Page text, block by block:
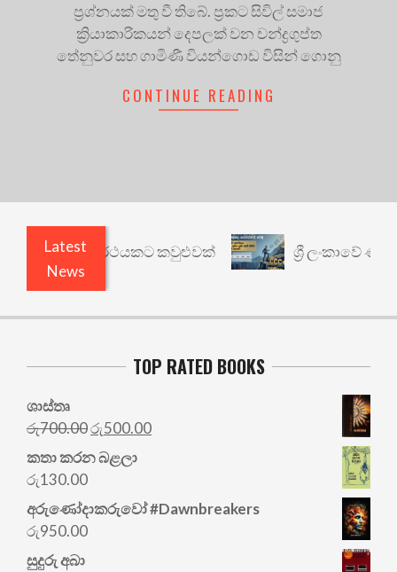
ප්‍රශ්නයක් මතු වී තිබේ. ප්‍රකට සිවිල් සමාජ
ක්‍රියාකාරිකයන් දෙපලක් වන චන්ද්‍රගුප්ත
තේනුවර සහ ගාමිණී වියන්ගොඩ විසින් ගොනු
CONTINUE READING
Latest
News
වෙනත් යථාර්ථයකට කවුළුවක් ශ්‍රී ලංකාවේ ණය
TOP RATED BOOKS
ශාස්තෘ
රු700.00Original
price
was:
රු500.00Current
කතා කරන බළලා
රු130.00
අරු‍ණෝදාකරුවෝ #Dawnbreakers
රු950.00
සුදුරු අබා